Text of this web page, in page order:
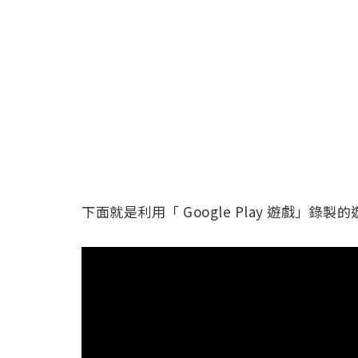
下面就是利用「 Google Play 遊戲」錄製的